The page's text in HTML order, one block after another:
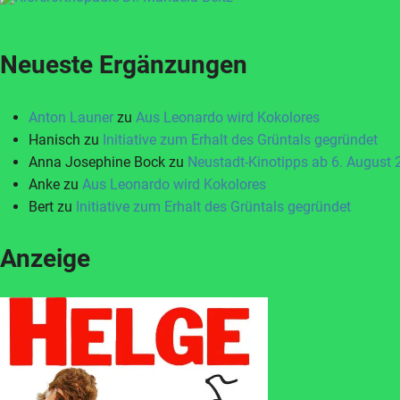
Neueste Ergänzungen
Anton Launer zu Aus Leonardo wird Kokolores
Hanisch zu Initiative zum Erhalt des Grüntals gegründet
Anna Josephine Bock zu Neustadt-Kinotipps ab 6. August
Anke zu Aus Leonardo wird Kokolores
Bert zu Initiative zum Erhalt des Grüntals gegründet
Anzeige